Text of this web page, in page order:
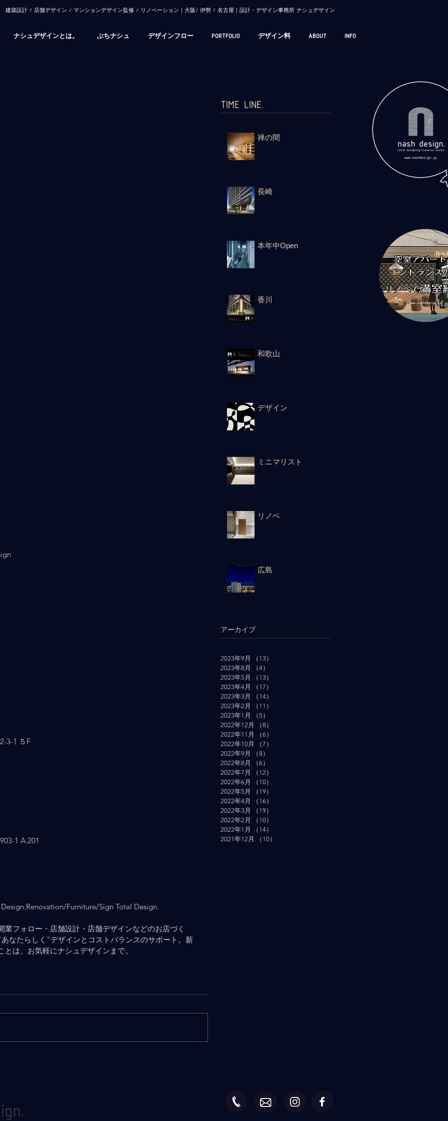
​建築設計 / 店舗デザイン / マンションデザイン監修 / リノベーション｜大阪/ 伊勢 / 名古屋｜設計・デザイン事務所 ナシュデザイン
ナシュデザインとは。 ぷちナシュ デザインフロー PORTFOLIO デザイン料 ABOUT INFO
3-1 ５F
1 A.201
Furniture/Sign Total Design.
フォロー・店舗設計・店舗デザインなどのお店づく
なたらしく”デザインとコストバランスのサポート。新
は、お気軽にナシュデザインまで。
TIME LINE.
禅の間
長崎
本年中Open
香川
和歌山
デザイン
ミニマリスト
リノベ
広島
アーカイブ
2023年9月 （13）
2023年8月
（4）
2023年5月
（13）
2023年4月
（17）
2023年3月
（14）
2023年2月
（11）
2023年1月
（5）
2022年12月
（8）
2022年11月
（6）
2022年10月
（7）
2022年9月
（8）
2022年8月
（6）
2022年7月
（12）
2022年6月
（10）
2022年5月
（19）
2022年4月
（16）
2022年3月
（19）
2022年2月
（10）
2022年1月
（14）
2021年12月
（10）